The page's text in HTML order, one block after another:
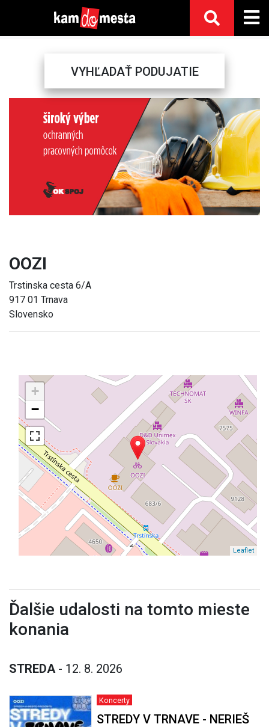
VYHĽADAŤ PODUJATIE
Next
OOZI
Trstinska cesta 6/A
917 01 Trnava
Slovensko
+
−
Leaflet
Ďalšie udalosti na tomto mieste
konania
STREDA - 12. 8. 2026
Koncerty
STREDY V TRNAVE - NERIEŠ